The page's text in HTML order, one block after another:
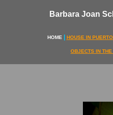
Barbara Joan
HOME HOUSE IN
OBJECTS IN